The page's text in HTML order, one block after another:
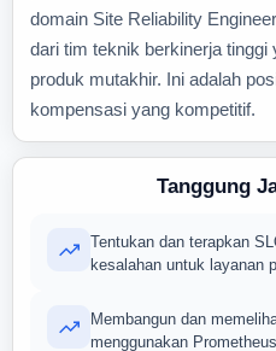
domain Site Reliability
dari tim teknik berkinerja
produk mutakhir. Ini adalah
kompensasi yang kompetitif.
Tanggung
Tentukan dan terapkan
kesalahan untuk layanan
Membangun dan
menggunakan